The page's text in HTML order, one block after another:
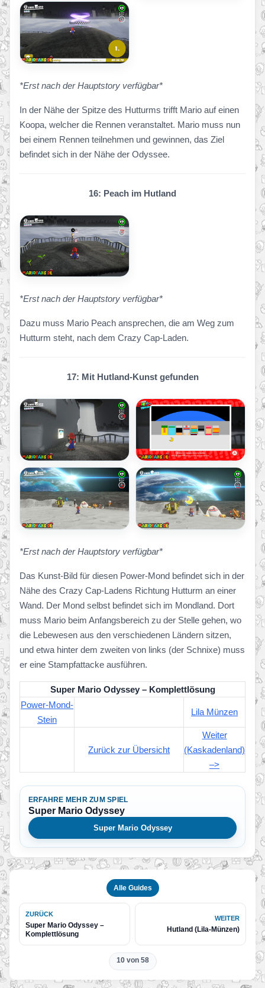
*Erst nach der Hauptstory verfügbar*
In der Nähe der Spitze des Hutturms trifft Mario auf einen
Koopa, welcher die Rennen veranstaltet. Mario muss nun
bei einem Rennen teilnehmen und gewinnen, das Ziel
befindet sich in der Nähe der Odyssee.
16: Peach im Hutland
*Erst nach der Hauptstory verfügbar*
Dazu muss Mario Peach ansprechen, die am Weg zum
Hutturm steht, nach dem Crazy Cap-Laden.
17: Mit Hutland-Kunst gefunden
*Erst nach der Hauptstory verfügbar*
Das Kunst-Bild für diesen Power-Mond befindet sich in der
Nähe des Crazy Cap-Ladens Richtung Hutturm an einer
Wand. Der Mond selbst befindet sich im Mondland. Dort
muss Mario beim Anfangsbereich zu der Stelle gehen, wo
die Lebewesen aus den verschiedenen Ländern sitzen,
und etwa hinter dem zweiten von links (der Schnixe) muss
er eine Stampfattacke ausführen.
Super Mario Odyssey – Komplettlösung
Power-Mond-
Stein
Lila Münzen
Zurück zur Übersicht
Weiter
(Kaskadenland)
–>
ERFAHRE MEHR ZUM SPIEL
Super Mario Odyssey
Super Mario Odyssey
Alle Guides
ZURÜCK
Super Mario Odyssey –
Komplettlösung
WEITER
Hutland (Lila-Münzen)
10 von 58